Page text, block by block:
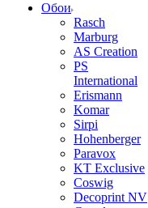
Обои
Rasch
Marburg
AS Creation
PS
International
Erismann
Komar
Sirpi
Hohenberger
Paravox
KT Exclusive
Coswig
Decoprint NV